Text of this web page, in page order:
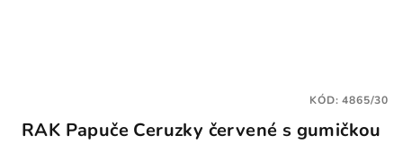
RAK Papuče Ceruzky červené s gumičkou
KÓD:4865/30